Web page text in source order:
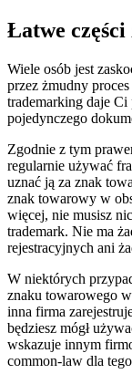
Łatwe
Wiele osób jest
przez żmudny
trademarking daje Ci
pojedynczego
Zgodnie z tym
regularnie używać
uznać ją za znak
znak towarowy w
więcej, nie musisz
trademark. Nie ma
rejestracyjnych ani
W niektórych
znaku towarowego
inna firma
będziesz mógł
wskazuje innym
common-law dla